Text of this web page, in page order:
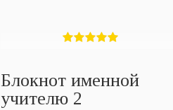
Блокнот именной
учителю 2